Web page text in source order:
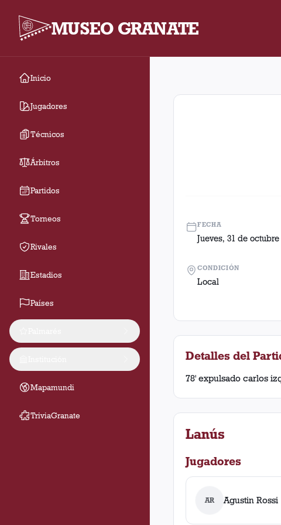
MUSEO GRANATE
Inicio
Jugadores
Técnicos
Árbitros
Partidos
Torneos
Rivales
Estadios
Países
Mapamundi
TriviaGranate
Fecha 11. Partido entre
FECHA
Jueves, 31 de octubre
CONDICIÓN
Local
Detalles del
78' expulsado carlos
Lanús
Jugadores
AR Agustin Rossi